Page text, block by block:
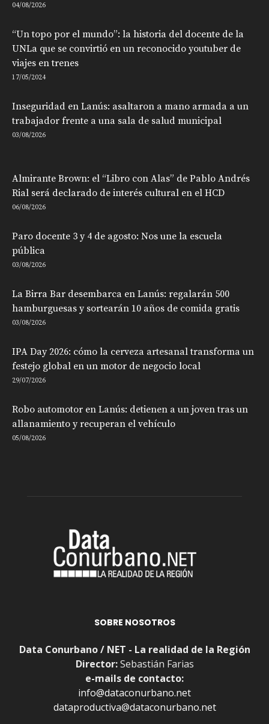
04/08/2026
“Un topo por el mundo”: la historia del docente de la
UNLa que se convirtió en un reconocido youtuber de
viajes en trenes
17/05/2024
Inseguridad en Lanús: asaltaron a mano armada a un
trabajador frente a una sala de salud municipal
03/08/2026
Almirante Brown: el “Libro con Alas” de Pablo Andrés
Rial será declarado de interés cultural en el HCD
06/08/2026
Paro docente 3 y 4 de agosto: Nos une la escuela
pública
03/08/2026
La Birra Bar desembarca en Lanús: regalarán 500
hamburguesas y sortearán 10 años de comida gratis
03/08/2026
IPA Day 2026: cómo la cerveza artesanal transforma un
festejo global en un motor de negocio local
29/07/2026
Robo automotor en Lanús: detienen a un joven tras un
allanamiento y recuperan el vehículo
05/08/2026
SOBRE NOSOTROS
Data Conurbano / NET - La realidad de la Región
Director:Sebastián Farias
e-mails de contacto:
info@dataconurbano.net
dataproductiva@dataconurbano.net